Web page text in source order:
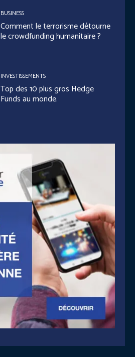
BUSINESS
Comment le terrorisme détourne
le crowdfunding humanitaire ?
INVESTISSEMENTS
Top des 10 plus gros Hedge
Funds au monde.